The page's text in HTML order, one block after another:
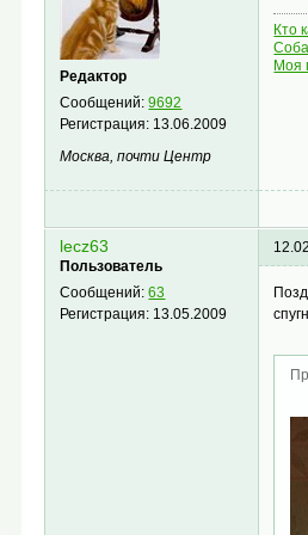
Редактор
Сообщений:9692
Регистрация: 13.06.2009
Москва, почти Центр
Кто
Моя
lecz63
Пользователь
Сообщений:63
Регистрация: 13.05.2009